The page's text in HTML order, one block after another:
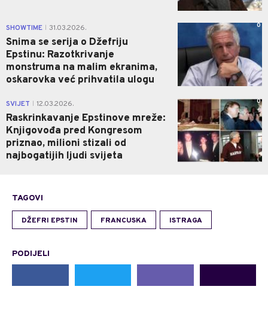
SHOWTIME 31.03.2026.
Snima se serija o Džefriju
Epstinu: Razotkrivanje
monstruma na malim ekranima,
oskarovka već prihvatila ulogu
0
SVIJET 12.03.2026.
Raskrinkavanje Epstinove mreže:
Knjigovođa pred Kongresom
priznao, milioni stizali od
najbogatijih ljudi svijeta
0
TAGOVI
DŽEFRI EPSTIN FRANCUSKA ISTRAGA
PODIJELI